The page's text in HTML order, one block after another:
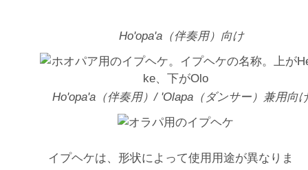
Ho'opa'a（伴奏用）向け
Ho'opa'a（伴奏用）/ 'Olapa（ダンサー）兼用向
イプヘケは、形状によって使用用途が異なりま